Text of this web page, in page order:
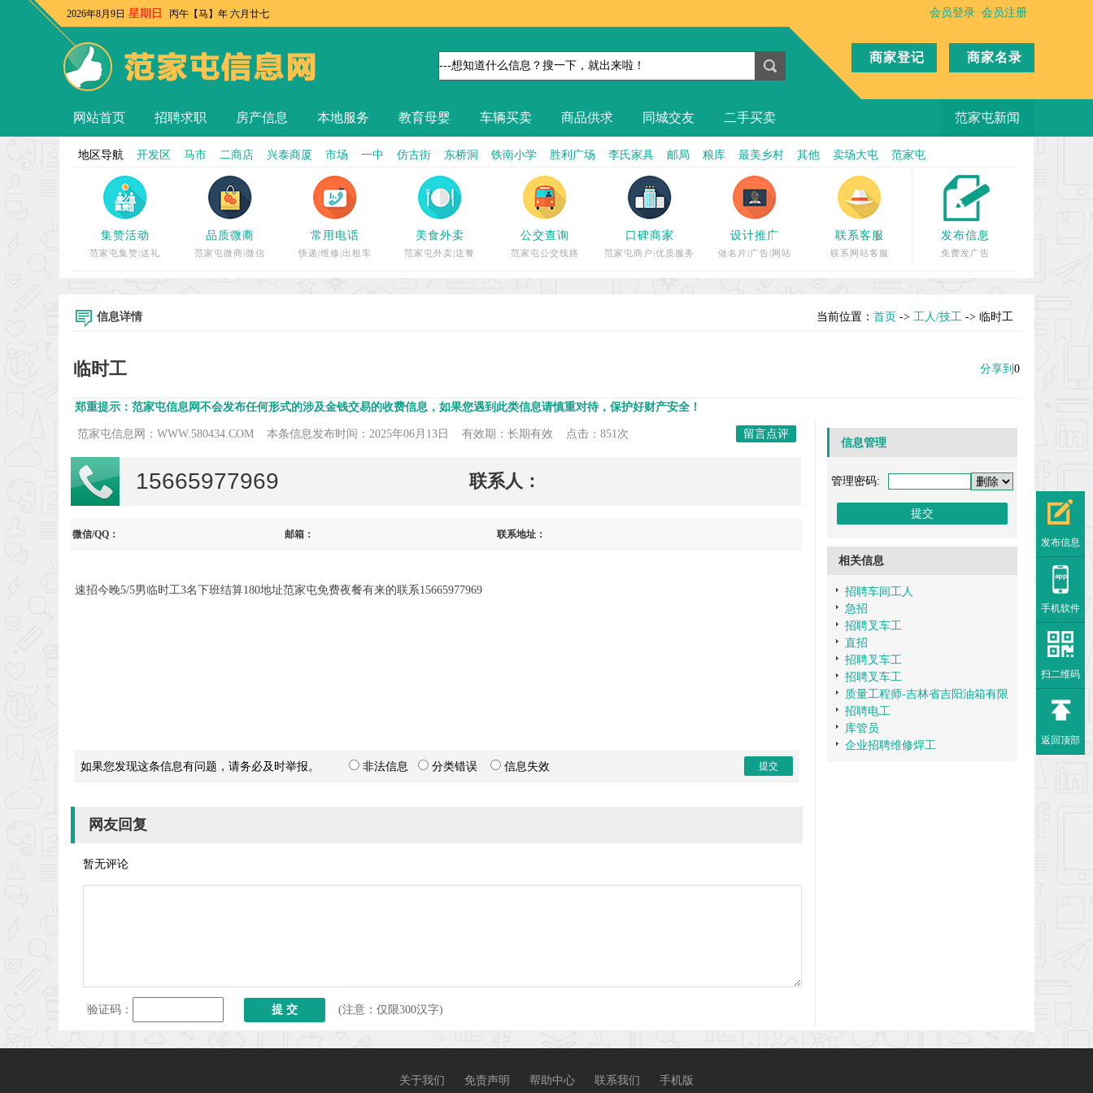
2026年8月9日 星期日 丙午【马】年 六月廿七 会员登录 会员注册
商家登记 商家名录
网站首页 招聘求职 房产信息 本地服务 教育母婴 车辆买卖 商品供求 同城交友 二手买卖 范家屯新闻
地区导航 开发区 马市 二商店 兴泰商厦 市场 一中 仿古街 东桥洞 铁南小学 胜利广场 李氏家具 邮局 粮库 最美乡村 其他 卖场大屯 范家屯
集赞活动
范家屯集赞|送礼
品质微商
范家屯微商|微信
常用电话
快递|维修|出租车
美食外卖
范家屯外卖|送餐
公交查询
范家屯公交线路
口碑商家
范家屯商户|优质服务
设计推广
做名片|广告|网站
联系客服
联系网站客服
发布信息
免费发广告
信息详情 当前位置： 首页 -> 工人/技工 -> 临时工
临时工 分享到 0
郑重提示：范家屯信息网不会发布任何形式的涉及金钱交易的收费信息，如果您遇到此类信息请慎重对待，保护好财产安全！
范家屯信息网：WWW.580434.COM 本条信息发布时间：2025年06月13日 有效期：长期有效 点击：851次 留言点评
15665977969 联系人：
微信/QQ： 邮箱： 联系地址：
速招今晚5/5男临时工3名下班结算180地址范家屯免费夜餐有来的联系15665977969
如果您发现这条信息有问题，请务必及时举报。 非法信息 分类错误 信息失效
网友回复
暂无评论
验证码： (注意：仅限300汉字)
信息管理
管理密码:
相关信息
招聘车间工人
急招
招聘叉车工
直招
招聘叉车工
招聘叉车工
质量工程师-吉林省吉阳油箱有限
招聘电工
库管员
企业招聘维修焊工
关于我们 免责声明 帮助中心 联系我们 手机版
发布信息
手机软件
扫二维码
返回顶部